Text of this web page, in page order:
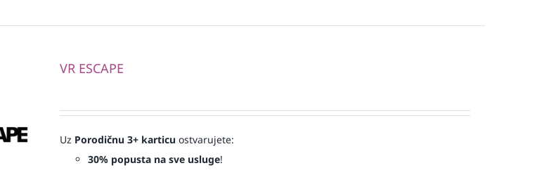
VR ESCAPE
Uz Porodičnu 3+ karticu ostvarujete:
30% popusta na sve usluge!